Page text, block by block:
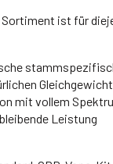
ist für
mit vollem
Leistung